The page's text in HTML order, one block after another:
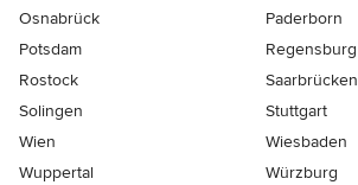
Osnabrück
Paderborn
Potsdam
Regensburg
Rostock
Saarbrücken
Solingen
Stuttgart
Wien
Wiesbaden
Wuppertal
Würzburg